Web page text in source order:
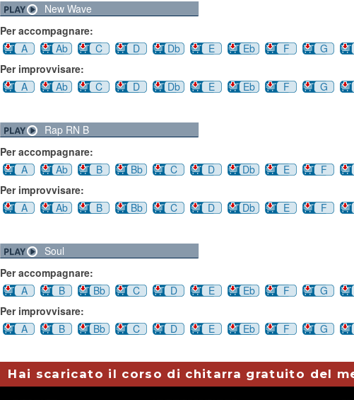
New Wave
Per accompagnare:
A
Ab C D Db E Eb F G
Per improvvisare:
A
Ab C D Db E Eb F G
Rap RN B
Per accompagnare:
A
Ab B Bb C D Db E F
Per improvvisare:
A
Ab B Bb C D Db E F
Soul
Per accompagnare:
A
B Bb C D E Eb F G
Per improvvisare:
A
B Bb C D E Eb F G
Hai scaricato il corso di chitarra gratuito del